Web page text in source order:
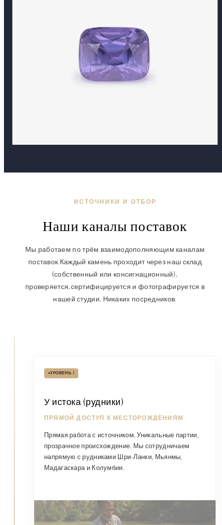
ИСТОЧНИКИ И ОТБОР
Наши каналы поставок
Мы работаем по трём взаимодополняющим каналам
поставок. Каждый камень проходит через наш склад
(собственный или консигнационный),
проверяется,сертифицируется и фотографируется в
нашей студии. Никаких посредников.
•УРОВЕНЬ 1
У истока (рудники)
ПРЯМОЙ ДОСТУП К МЕСТОРОЖДЕНИЯМ
Прямая работа с источником. Уникальные партии,
прозрачное происхождение. Мы сотрудничаем
напрямую с рудниками Шри-Ланки, Мьянмы,
Мадагаскара и Колумбии.